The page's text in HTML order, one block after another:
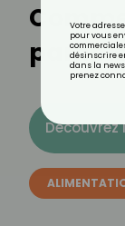
Découvrez
Votre
pour vous
désinscrire
dans la
prenez